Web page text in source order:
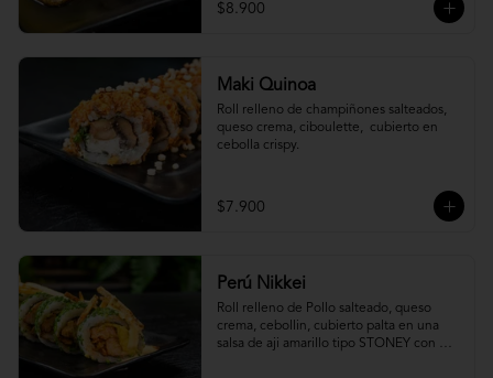
$8.900
Maki Quinoa
​Roll relleno de champiñones salteados,
queso crema, ciboulette,  cubierto en
cebolla crispy.
$7.900
Perú Nikkei
Roll relleno de Pollo salteado, queso
crema, cebollin, cubierto palta en una
salsa de aji amarillo tipo STONEY con